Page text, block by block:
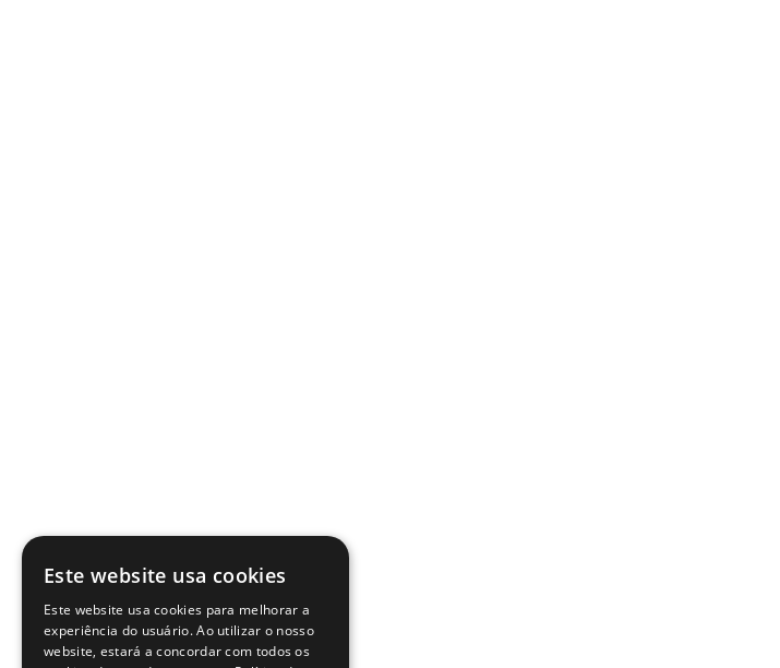
Este website usa cookies
Este website usa cookies para melhorar a
experiência do usuário. Ao utilizar o nosso
website, estará a concordar com todos os